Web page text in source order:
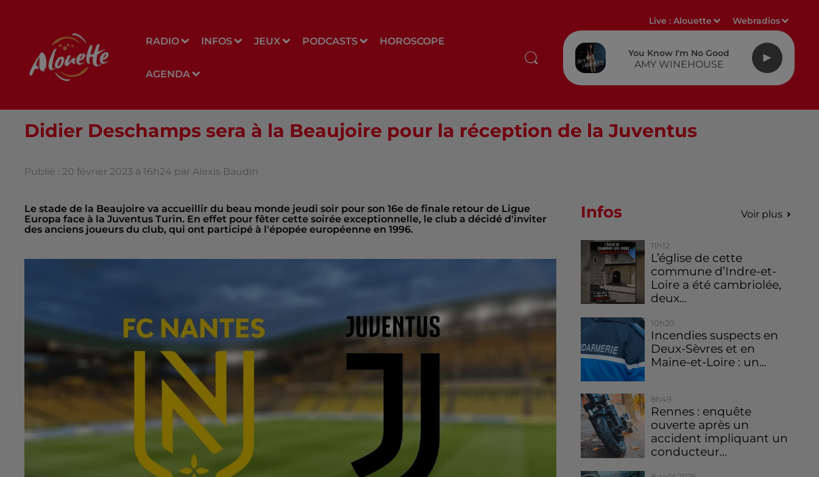
RADIO INFOS JEUX PODCASTS HOROSCOPE
AGENDA
Live :Alouette Webradios
You Know I'm No Good
AMY WINEHOUSE
Didier Deschamps sera à la Beaujoire pour la réception de la Juventus
Publié : 20 février 2023 à 16h24 par Alexis Baudin
Le stade de la Beaujoire va accueillir du beau monde jeudi soir pour son 16e de finale retour de Ligue
Europa face à la Juventus Turin. En effet pour fêter cette soirée exceptionnelle, le club a décidé d'inviter
des anciens joueurs du club, qui ont participé à l'épopée européenne en 1996.
Infos Voir plus
11h12
L’église de cette
commune d’Indre-et-
Loire a été cambriolée,
deux...
10h20
Incendies suspects en
Deux-Sèvres et en
Maine-et-Loire : un...
8h49
Rennes : enquête
ouverte après un
accident impliquant un
conducteur...